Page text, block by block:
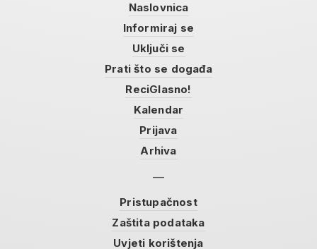
Naslovnica
Informiraj se
Uključi se
Prati što se događa
ReciGlasno!
Kalendar
Prijava
Arhiva
Pristupačnost
Zaštita podataka
Uvjeti korištenja